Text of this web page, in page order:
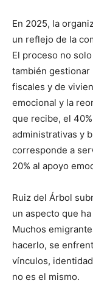
En 2025, la
un reflejo de la
El proceso no
también
fiscales y de
emocional y la
que recibe, el
administrativas y
corresponde a
20% al apoyo
Ruiz del Árbol
un aspecto que
Muchos
hacerlo, se
vínculos,
no es el mismo.